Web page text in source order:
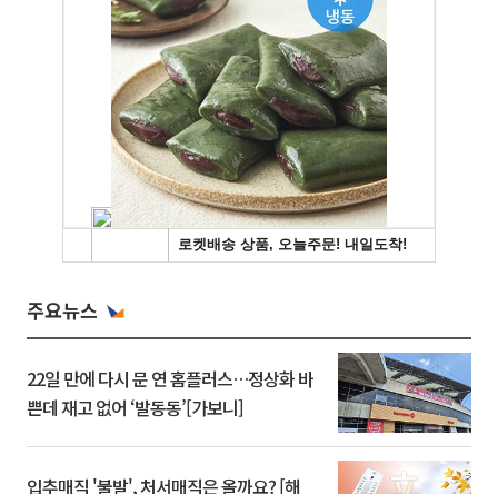
주요뉴스
22일 만에 다시 문 연 홈플러스…정상화 바
쁜데 재고 없어 ‘발동동’[가보니]
입추매직 '불발', 처서매직은 올까요? [해